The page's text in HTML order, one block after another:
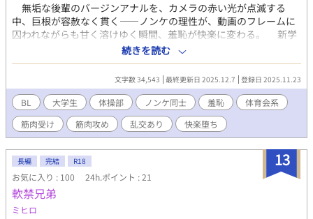
無垢な後輩のバージンアナルを、カメラの赤い光が点滅する
中、巨根が容赦なく貫く――ノンケの理性が、動画のフレームに
囚われながらも甘く溶けゆく瞬間、羞恥が快楽に変わる。 新学
期の器械体操部ロッカールーム。汗と金属の匂いが染みつく空間
で、長身の片岡浩平が、過激なエロ下着の撮影バイトの成果を無
邪気に晒す。シースルー布地越しに露茎の輪郭が浮かぶ股間、モ
ザイクすら惜しまぬ大胆なポーズに、後輩たちの視線が熱く絡
む。だが、それは序曲に過ぎない。大学院進学資金の獲得を狙う
片岡に、アダルト動画のオファーが舞い込む。ノンケ同士のガチ
絡み、タチ役の先輩が未経験の後輩を開発するシナリオ――金欠
の恥ずかしがり屋、藤政竣也を誘うと、部内の空気が一気に妖し
く変わる。「男相手じゃ勃たない…」と抵抗する藤政の短パン股
間が、しかし好奇心の疼きにわずかに膨らむ。高瀬恒征の企み
で、真邊佑司と坂口太河が即席のデモンストレーションを強いら
れる。日焼けした坂口の尻肉を割り開き、佑司の仮性包茎がぬめ
りを塗り広げて沈む感触――坂口の甘い喘ぎが部屋に響き、藤政
続きを読む
文字数 34,543 最終更新日 2025.12.7 登録日 2025.11.23
BL 大学生 体操部 ノンケ同士 羞恥
体育会系
筋肉受け
筋肉攻め 乱交あり 快楽堕ち
13
長編 完結 R18
お気に入り : 100 24h.ポイント : 21
軟禁兄弟
ミヒロ